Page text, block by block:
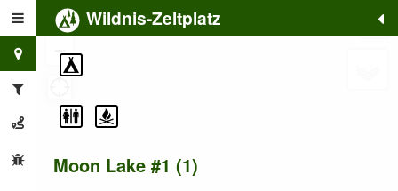
Wildnis-Zeltplatz
Moon Lake #1 (1)
+
−